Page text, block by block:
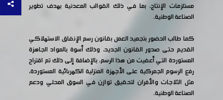
مستلزمات الإنتاج، بما في ذلك القوالب المعدنية بهدف تطوير
الصناعة الوطنية.
كما طالب الحضور بتجميد العمل بقانون رسم الإنفاق الاستهلاكي
القديم حتى صدور القانون الجديد، وذلك أسوة بالمواد الجاهزة
المستوردة التي أعفيت من هذا الرسم، بالإضافة إلى ذلك تم اقتراح
رفع الرسوم الجمركية على الأجهزة المنزلية الكهربائية المستوردة،
مثل الثلاجات والأفران لتحقيق توازن في السوق المحلي ودعم
الصناعة الوطنية.